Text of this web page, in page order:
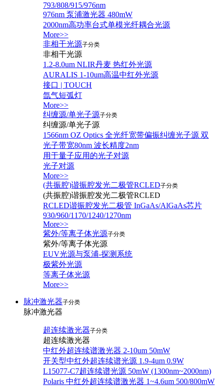
793/808/915/976nm
976nm 泵浦激光器 480mW
2000nm高功率台式单模光纤耦合光源
More>>
非相干光源子分类
非相干光源
1.2-8.0um NLIR丹麦 热红外光源
AURALIS 1-10um高温中红外光源
接口 | TOUCH
氙气短弧灯
More>>
纠缠源/单光子源子分类
纠缠源/单光子源
1566nm OZ Optics 全光纤宽带偏振纠缠光子源 双
光子带宽80nm 波长精度2nm
用于量子应用的光子对源
光子对源
More>>
(共振腔)谐振腔发光二极管RCLED子分类
(共振腔)谐振腔发光二极管RCLED
RCLED谐振腔发光二极管 InGaAs/AlGaAs芯片
930/960/1170/1240/1270nm
More>>
紫外/等离子体光源子分类
紫外/等离子体光源
EUV光源与泵浦-探测系统
极紫外光源
等离子体光源
More>>
脉冲激光器子分类
脉冲激光器
超连续激光器子分类
超连续激光器
中红外超连续谱激光器 2-10um 50mW
开关型中红外超连续谱光源 1.9-4um 0.9W
L15077-C7超连续谱光源 50mW (1300nm~2000nm)
Polaris 中红外超连续谱激光器 1~4.6um 500/800mW